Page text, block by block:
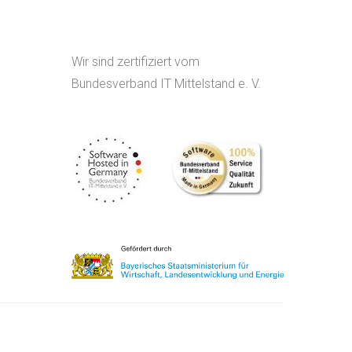
Wir sind zertifiziert vom
Bundesverband IT Mittelstand e. V.